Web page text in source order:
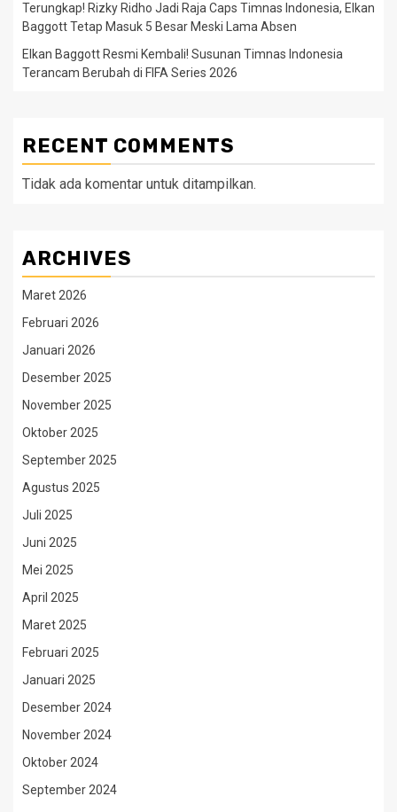
Terungkap! Rizky Ridho Jadi Raja Caps Timnas Indonesia, Elkan
Baggott Tetap Masuk 5 Besar Meski Lama Absen
Elkan Baggott Resmi Kembali! Susunan Timnas Indonesia
Terancam Berubah di FIFA Series 2026
RECENT COMMENTS
Tidak ada komentar untuk ditampilkan.
ARCHIVES
Maret 2026
Februari 2026
Januari 2026
Desember 2025
November 2025
Oktober 2025
September 2025
Agustus 2025
Juli 2025
Juni 2025
Mei 2025
April 2025
Maret 2025
Februari 2025
Januari 2025
Desember 2024
November 2024
Oktober 2024
September 2024